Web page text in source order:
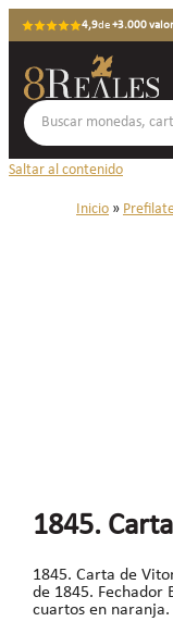
4,9de+3.000
Saltar al contenido
Inicio »
1845.
1845. Carta de
de 1845. Fechador
cuartos en naranja.